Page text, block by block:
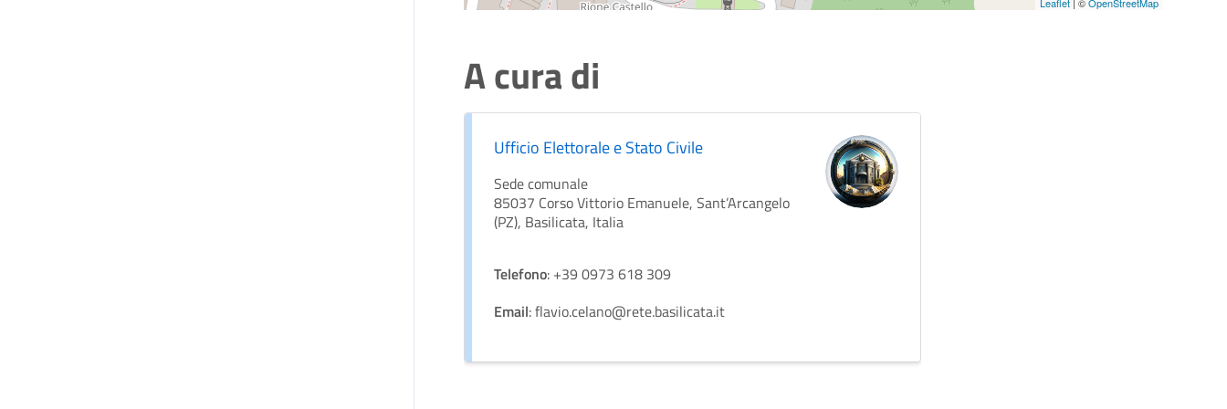
A cura di
Ufficio Elettorale e Stato Civile
Sede comunale
85037 Corso Vittorio Emanuele, Sant’Arcangelo
(PZ), Basilicata, Italia
Telefono: +39 0973 618 309
Email: flavio.celano@rete.basilicata.it